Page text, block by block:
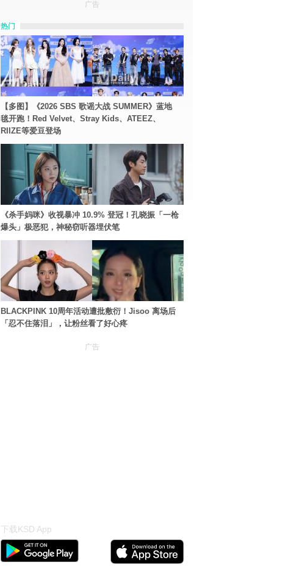
广告
热门
【多图】《2026 SBS 歌谣大战 SUMMER》蓝地
毯开跑！Red Velvet、Stray Kids、ATEEZ、
RIIZE等爱豆登场
《杀手妈咪》收视暴冲 10.9% 登冠！孔晓振「一枪
爆头」极恶犯，神秘窃听器埋伏笔
BLACKPINK 10周年活动遭批敷衍！Jisoo 离场后
「忍不住落泪」，让粉丝看了好心疼
广告
下载KSD App